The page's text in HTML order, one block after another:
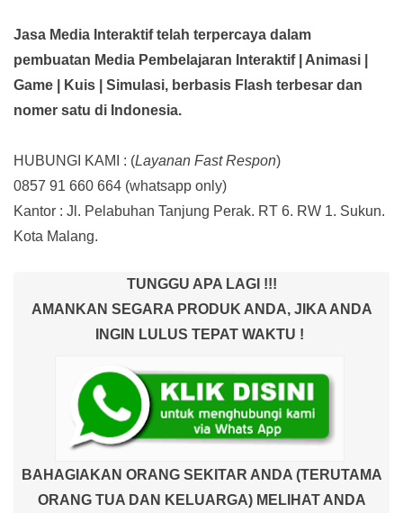
Jasa Media Interaktif telah terpercaya dalam
pembuatan Media Pembelajaran Interaktif| Animasi |
Game | Kuis | Simulasi, berbasis Flash terbesar dan
nomer satu di Indonesia.
HUBUNGI KAMI : (Layanan Fast Respon)
0857 91 660 664 (whatsapp only)
Kantor : Jl. Pelabuhan Tanjung Perak. RT 6. RW 1. Sukun.
Kota Malang.
TUNGGU APA LAGI !!!
AMANKAN SEGARA PRODUK ANDA, JIKA ANDA
INGIN LULUS TEPAT WAKTU !
BAHAGIAKAN ORANG SEKITAR ANDA (TERUTAMA
ORANG TUA DAN KELUARGA) MELIHAT ANDA